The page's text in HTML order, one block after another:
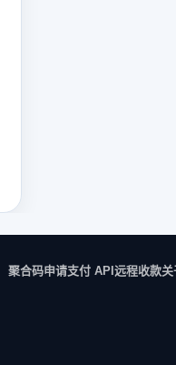
聚合码申请支付 API远程收款